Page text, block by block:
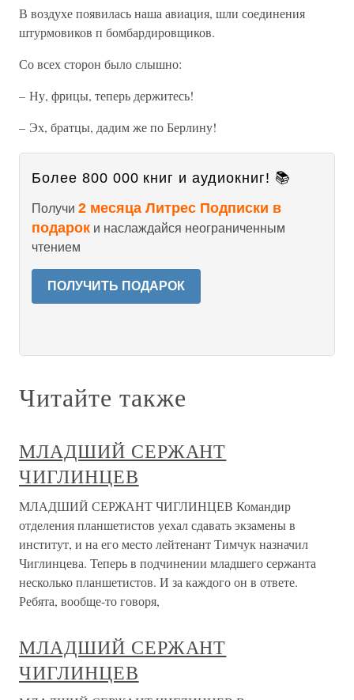
В воздухе появилась наша авиация, шли соединения
штурмовиков п бомбардировщиков.
Со всех сторон было слышно:
– Ну, фрицы, теперь держитесь!
– Эх, братцы, дадим же по Берлину!
Более 800 000 книг и аудиокниг! 📚
Получи 2 месяца Литрес Подписки в
подарок и наслаждайся неограниченным
чтением
ПОЛУЧИТЬ ПОДАРОК
Читайте также
МЛАДШИЙ СЕРЖАНТ
ЧИГЛИНЦЕВ
МЛАДШИЙ СЕРЖАНТ ЧИГЛИНЦЕВ Командир
отделения планшетистов уехал сдавать экзамены в
институт, и на его место лейтенант Тимчук назначил
Чиглинцева. Теперь в подчинении младшего сержанта
несколько планшетистов. И за каждого он в ответе.
Ребята, вообще-то говоря,
МЛАДШИЙ СЕРЖАНТ
ЧИГЛИНЦЕВ